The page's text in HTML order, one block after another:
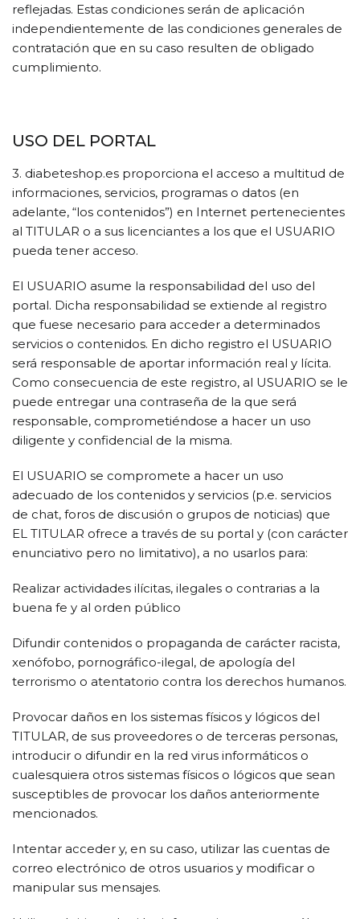
reflejadas. Estas condiciones serán de aplicación
independientemente de las condiciones generales de
contratación que en su caso resulten de obligado
cumplimiento.
USO DEL PORTAL
3. diabeteshop.es proporciona el acceso a multitud de
informaciones, servicios, programas o datos (en
adelante, “los contenidos”) en Internet pertenecientes
al TITULAR o a sus licenciantes a los que el USUARIO
pueda tener acceso.
El USUARIO asume la responsabilidad del uso del
portal. Dicha responsabilidad se extiende al registro
que fuese necesario para acceder a determinados
servicios o contenidos. En dicho registro el USUARIO
será responsable de aportar información real y lícita.
Como consecuencia de este registro, al USUARIO se le
puede entregar una contraseña de la que será
responsable, comprometiéndose a hacer un uso
diligente y confidencial de la misma.
El USUARIO se compromete a hacer un uso
adecuado de los contenidos y servicios (p.e. servicios
de chat, foros de discusión o grupos de noticias) que
EL TITULAR ofrece a través de su portal y (con carácter
enunciativo pero no limitativo), a no usarlos para:
Realizar actividades ilícitas, ilegales o contrarias a la
buena fe y al orden público
Difundir contenidos o propaganda de carácter racista,
xenófobo, pornográfico-ilegal, de apología del
terrorismo o atentatorio contra los derechos humanos.
Provocar daños en los sistemas físicos y lógicos del
TITULAR, de sus proveedores o de terceras personas,
introducir o difundir en la red virus informáticos o
cualesquiera otros sistemas físicos o lógicos que sean
susceptibles de provocar los daños anteriormente
mencionados.
Intentar acceder y, en su caso, utilizar las cuentas de
correo electrónico de otros usuarios y modificar o
manipular sus mensajes.